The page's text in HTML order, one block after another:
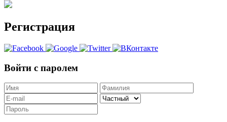
Регистрация
Войти с паролем